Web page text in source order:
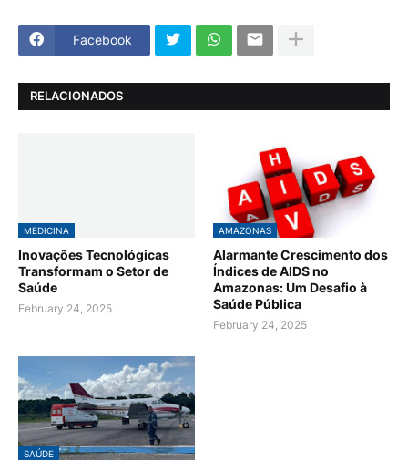
Facebook
RELACIONADOS
MEDICINA
Inovações Tecnológicas
Transformam o Setor de
Saúde
February 24, 2025
AMAZONAS
Alarmante Crescimento dos
Índices de AIDS no
Amazonas: Um Desafio à
Saúde Pública
February 24, 2025
SAÚDE